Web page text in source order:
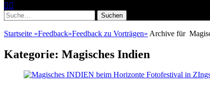
Facebook
Suche
nach:
Startseite »Feedback»Feedback zu Vorträgen» Archive für
Kategorie: Magisches Indien